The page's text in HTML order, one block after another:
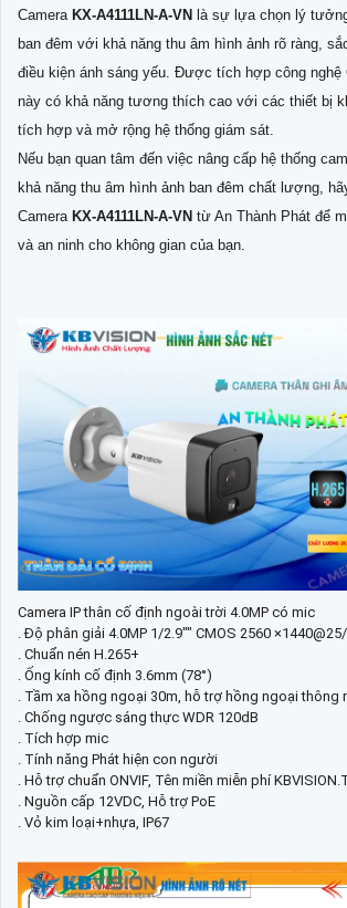
Camera KX-A4111LN-A-VN là sự lựa chọn lý
ban đêm với khả năng thu âm hình ảnh rõ ràng,
điều kiện ánh sáng yếu. Được tích hợp công nghệ
này có khả năng tương thích cao với các thiết bị
tích hợp và mở rộng hệ thống giám sát.
Nếu bạn quan tâm đến việc nâng cấp hệ thống
khả năng thu âm hình ảnh ban đêm chất lượng,
Camera KX-A4111LN-A-VN từ An Thành Phát để
và an ninh cho không gian của bạn.
Camera IP thân cố định ngoài trời 4.0MP có mic
. Độ phân giải 4.0MP 1/2.9"" CMOS 2560
. Chuẩn nén H.265+
. Ống kính cố định 3.6mm (78°)
. Tầm xa hồng ngoại 30m, hỗ trợ hồng ngoại thông
. Chống ngược sáng thực WDR 120dB
. Tích hợp mic
. Tính năng Phát hiện con người
. Hỗ trợ chuẩn ONVIF, Tên miền miễn phí
. Nguồn cấp 12VDC, Hỗ trợ PoE
. Vỏ kim loại+nhựa, IP67